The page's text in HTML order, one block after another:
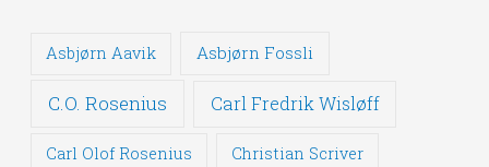
Asbjørn Aavik Asbjørn Fossli
C.O. Rosenius Carl Fredrik Wisløff
Carl Olof Rosenius Christian Scriver